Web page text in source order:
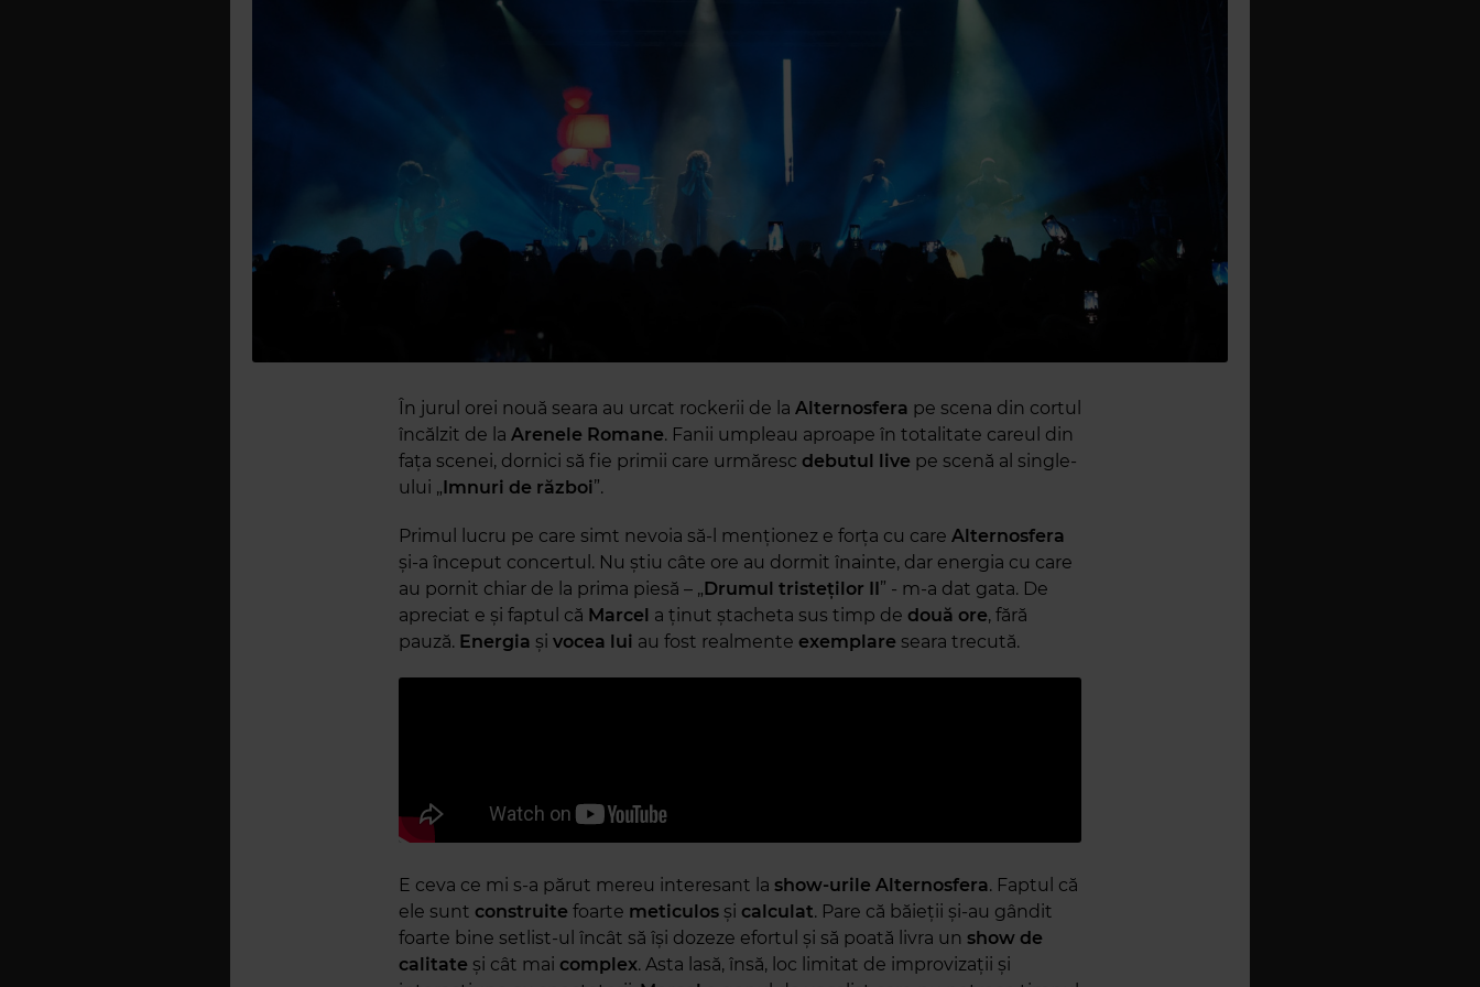
În jurul orei nouă seara au urcat rockerii de la Alternosfera pe scena din cortul
încălzit de la Arenele Romane. Fanii umpleau aproape în totalitate careul din
fața scenei, dornici să fie primii care urmăresc debutul live pe scenă al single-
ului „Imnuri de război”.
Primul lucru pe care simt nevoia să-l menționez e forța cu care Alternosfera
și-a început concertul. Nu știu câte ore au dormit înainte, dar energia cu care
au pornit chiar de la prima piesă – „Drumul tristeților II” - m-a dat gata. De
apreciat e și faptul că Marcel a ținut ștacheta sus timp de două ore, fără
pauză. Energia și vocea lui au fost realmente exemplare seara trecută.
E ceva ce mi s-a părut mereu interesant la show-urile Alternosfera. Faptul că
ele sunt construite foarte meticulosși calculat. Pare că băieții și-au gândit
foarte bine setlist-ul încât să își dozeze efortul și să poată livra un show de
calitate și cât mai complex. Asta lasă, însă, loc limitat de improvizații și